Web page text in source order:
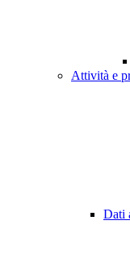
Attività e
Dati